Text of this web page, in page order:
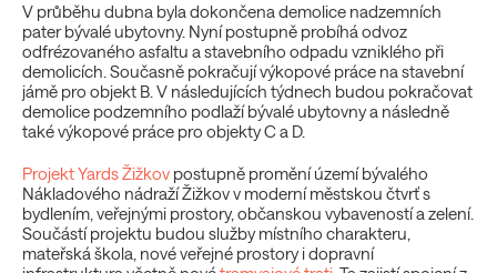
V průběhu dubna byla dokončena demolice nadzemních
pater bývalé ubytovny. Nyní postupně probíhá odvoz
odfrézovaného asfaltu a stavebního odpadu vzniklého při
demolicích. Současně pokračují výkopové práce na stavební
jámě pro objekt B. V následujících týdnech budou pokračovat
demolice podzemního podlaží bývalé ubytovny a následně
také výkopové práce pro objekty C a D.
Projekt Yards Žižkov postupně promění území bývalého
Nákladového nádraží Žižkov v moderní městskou čtvrť s
bydlením, veřejnými prostory, občanskou vybaveností a zelení.
Součástí projektu budou služby místního charakteru,
mateřská škola, nové veřejné prostory i dopravní